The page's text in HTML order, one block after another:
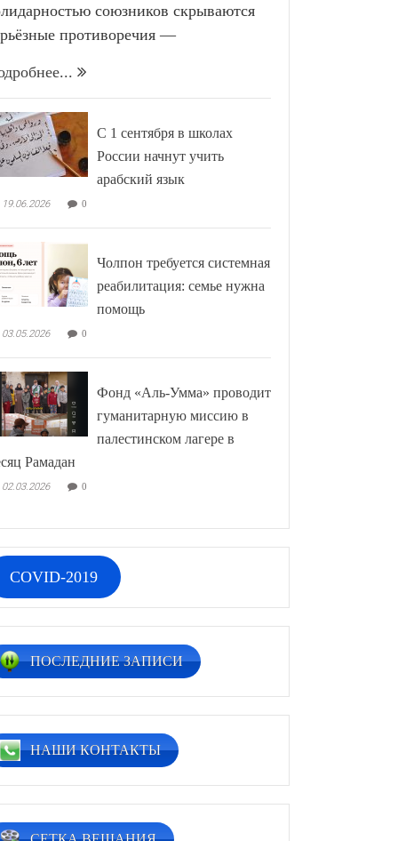
союзников скрываются
противоречия —
С 1 сентября в школах
России начнут учить
арабский язык
19.06.2026 0
Чолпон требуется системная
реабилитация: семье нужна
помощь
03.05.2026 0
Фонд «Аль-Умма» проводит
гуманитарную миссию в
палестинском лагере в
Рамадан
02.03.2026 0
COVID-2019
ПОСЛЕДНИЕ ЗАПИСИ
НАШИ КОНТАКТЫ